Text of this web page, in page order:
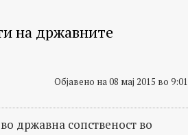
на државните
Објавено на 08 мај 2015 во 9:01
државна сопственост во